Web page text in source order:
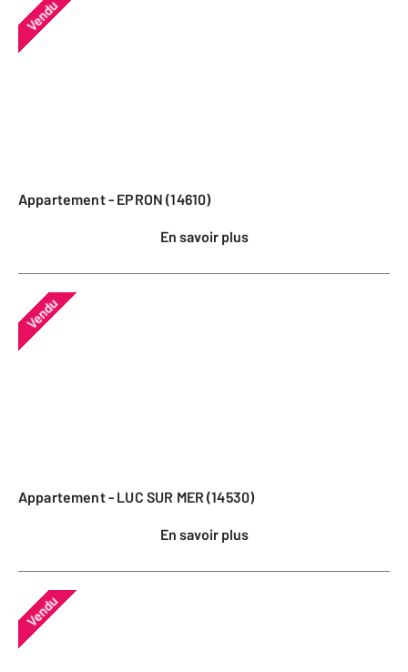
Vendu
Appartement - EPRON (14610)
En savoir plus
Vendu
Appartement - LUC SUR MER (14530)
En savoir plus
Vendu